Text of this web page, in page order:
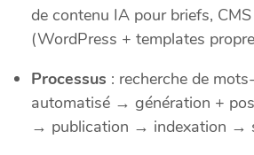
de contenu IA pour briefs,
(WordPress + templates
Processus : recherche de
automatisé → génération +
→ publication → indexation →